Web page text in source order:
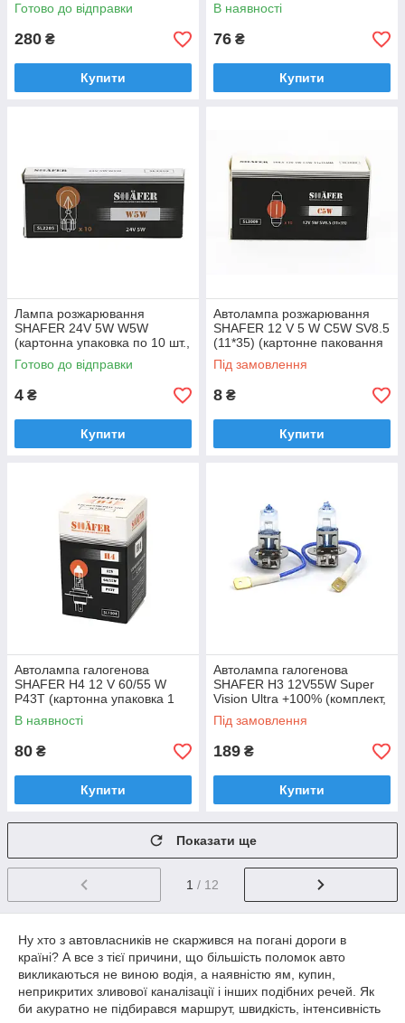
Готово до відправки
280 ₴
Купити
В наявності
76 ₴
Купити
Лампа розжарювання
SHAFER 24V 5W W5W
(картонна упаковка по 10 шт.,
ціна за штуку) SL2205
Готово до відправки
4 ₴
Купити
Автолампа розжарювання
SHAFER 12 V 5 W C5W SV8.5
(11*35) (картонне паковання
по 10 шт.) SL2009
Під замовлення
8 ₴
Купити
Автолампа галогенова
SHAFER H4 12 V 60/55 W
P43T (картонна упаковка 1
шт.) SL1004
В наявності
80 ₴
Купити
Автолампа галогенова
SHAFER H3 12V55W Super
Vision Ultra +100% (комплект,
пластиковий бокс 2 шт.)
SL3003
Під замовлення
189 ₴
Купити
Показати ще
1 / 12
Ну хто з автовласників не скаржився на погані дороги в
країні? А все з тієї причини, що більшість поломок авто
викликаються не виною водія, а наявністю ям, купин,
неприкритих зливової каналізації і інших подібних речей. Як
би акуратно не підбирався маршрут, швидкість, інтенсивність